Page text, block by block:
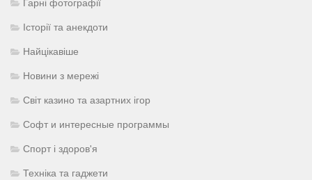
Гарні фотографії
Історії та анекдоти
Найцікавіше
Новини з мережі
Світ казино та азартних ігор
Софт и интересные программы
Спорт і здоров'я
Техніка та гаджети